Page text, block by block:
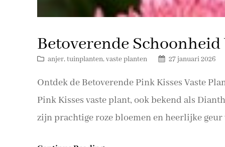
Betoverende
anjer, tuinplanten, vaste planten 27 januari 2026
Ontdek de Betoverende Pink Kisses Vaste
Pink Kisses vaste plant, ook bekend als
zijn prachtige roze bloemen en heerlijke